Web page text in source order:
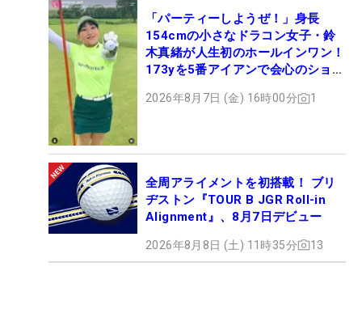
「パーティーしようぜ！」身長
154cmの小さなドラコン女子・鈴
木真緒が人生初のホールインワン！
173yを5番アイアンで会心のショッ
2026年8月7日 (金) 16時00分 1
全周アライメントを初搭載！ ブリ
ヂストン『TOUR B JGR Roll-in
Alignment』、8月7日デビュー
2026年8月8日 (土) 11時35分 13